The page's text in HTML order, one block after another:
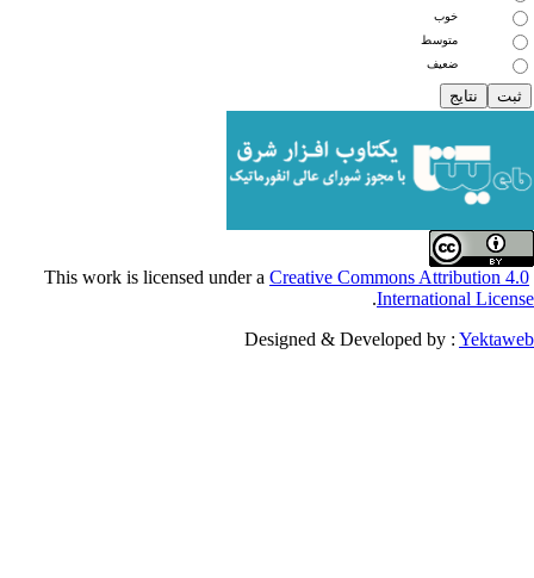
خوب
متوسط
ضعیف
Creative Commons
.
Designed & Developed by :